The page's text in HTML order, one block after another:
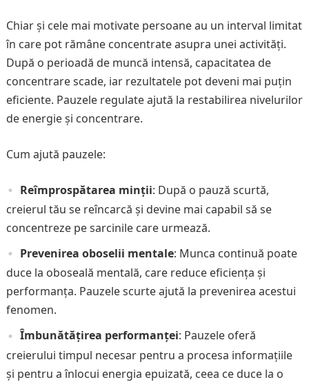
Chiar și cele mai motivate persoane au un interval limitat
în care pot rămâne concentrate asupra unei activități.
După o perioadă de muncă intensă, capacitatea de
concentrare scade, iar rezultatele pot deveni mai puțin
eficiente. Pauzele regulate ajută la restabilirea nivelurilor
de energie și concentrare.
Cum ajută pauzele:
Reîmprospătarea minții: După o pauză scurtă,
creierul tău se reîncarcă și devine mai capabil să se
concentreze pe sarcinile care urmează.
Prevenirea oboselii mentale: Munca continuă poate
duce la oboseală mentală, care reduce eficiența și
performanța. Pauzele scurte ajută la prevenirea acestui
fenomen.
Îmbunătățirea performanței: Pauzele oferă
creierului timpul necesar pentru a procesa informațiile
și pentru a înlocui energia epuizată, ceea ce duce la o